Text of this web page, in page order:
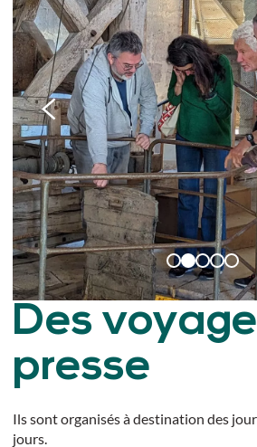
Des
presse
Ils sont organisés à destination des
jours.